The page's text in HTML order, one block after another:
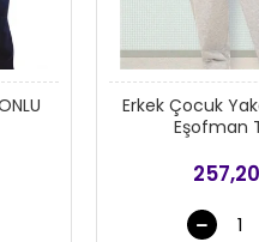
Erkek Çocuk
Eşofman